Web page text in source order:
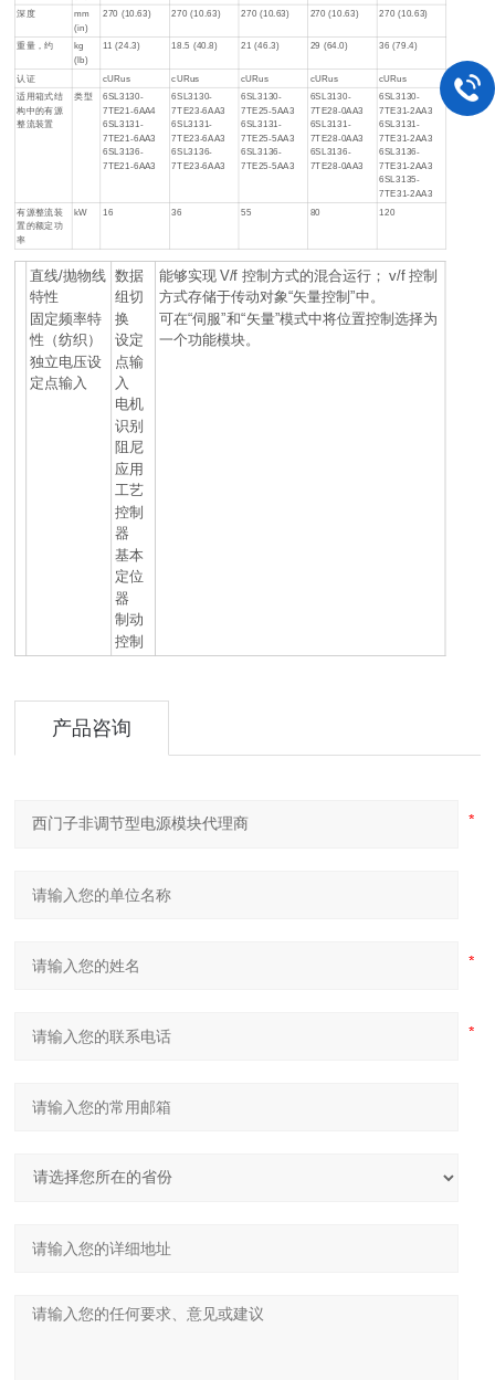
深度 mm
(in)
270 (10.63) 270 (10.63) 270 (10.63) 270 (10.63) 270 (10.63)
重量，约 kg
(lb)
11 (24.3) 18.5 (40.8) 21 (46.3) 29 (64.0) 36 (79.4)
认证 cURus cURus cURus cURus cURus
适用箱式结
构中的有源
整流装置
类型 6SL3130-
7TE21-6AA4
6SL3131-
7TE21-6AA3
6SL3136-
7TE21-6AA3
6SL3130-
7TE23-6AA3
6SL3131-
7TE23-6AA3
6SL3136-
7TE23-6AA3
6SL3130-
7TE25-5AA3
6SL3131-
7TE25-5AA3
6SL3136-
7TE25-5AA3
6SL3130-
7TE28-0AA3
6SL3131-
7TE28-0AA3
6SL3136-
7TE28-0AA3
6SL3130-
7TE31-2AA3
6SL3131-
7TE31-2AA3
6SL3136-
7TE31-2AA3
6SL3135-
7TE31-2AA3
有源整流装
置的额定功
率
kW 16 36 55 80 120
直线/抛物线
特性
固定频率特
性（纺织）
独立电压设
定点输入
数据
组切
换
设定
点输
入
电机
识别
阻尼
应用
工艺
控制
器
基本
定位
器
制动
控制
能够实现 V/f 控制方式的混合运行； v/f 控制
方式存储于传动对象“矢量控制”中。
可在“伺服”和“矢量”模式中将位置控制选择为
一个功能模块。
产品咨询